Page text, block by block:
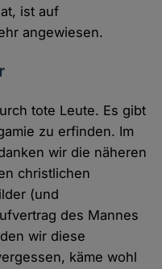
ist auf
angewiesen.
tote Leute. Es gibt
zu erfinden. Im
wir die näheren
christlichen
(und
des Mannes
wir diese
käme wohl